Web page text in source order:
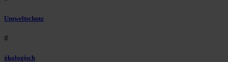
Umweltschutz
#
ökologisch